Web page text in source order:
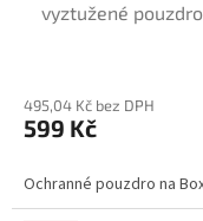
vyztužené
495,04 Kč bez DPH
599 Kč
Ochranné pouzdro na